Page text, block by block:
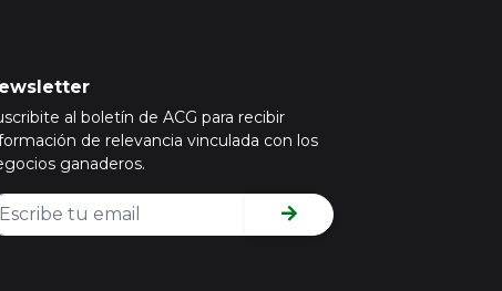
al boletín de ACG para recibir
de relevancia vinculada con los
ganaderos.